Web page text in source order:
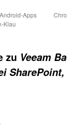
Apps
Klau
zu Veeam